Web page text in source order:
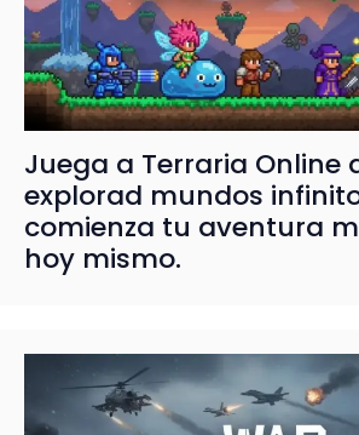
Juega a Terraria Online
explorad mundos
comienza tu aventura
hoy mismo.